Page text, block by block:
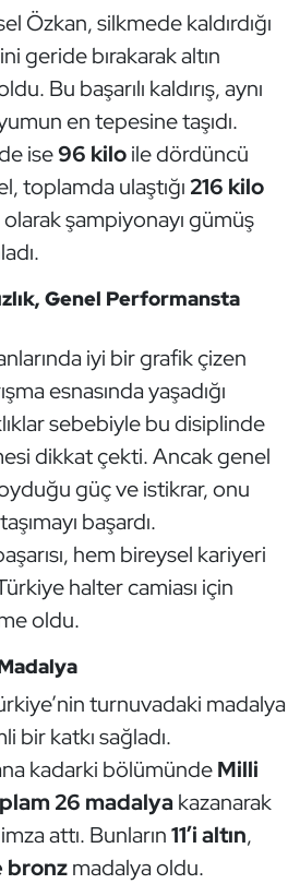
Özkan, silkmede kaldırdığı
geride bırakarak altın
Bu başarılı kaldırış, aynı
en tepesine taşıdı.
ise96 kiloile dördüncü
toplamda ulaştığı 216 kilo
olarak şampiyonayı gümüş
Genel Performansta
iyi bir grafik çizen
esnasında yaşadığı
sebebiyle bu disiplinde
dikkat çekti. Ancak genel
güç ve istikrar, onu
başardı.
hem bireysel kariyeri
halter camiası için
oldu.
turnuvadaki madalya
bir katkı sağladı.
kadarki bölümündeMilli
26 madalyakazanarak
attı. Bunların11’i altın,
bronzmadalya oldu.